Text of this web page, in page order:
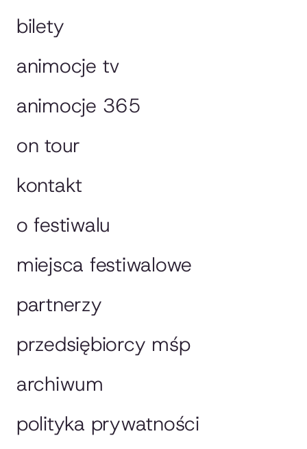
bilety
animocje tv
animocje 365
on tour
kontakt
o festiwalu
miejsca festiwalowe
partnerzy
przedsiębiorcy mśp
archiwum
polityka prywatności